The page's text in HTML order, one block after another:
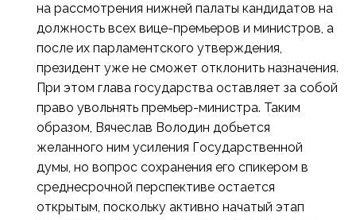
на рассмотрения нижней палаты кандидатов на
должность всех вице-премьеров и министров, а
после их парламентского утверждения,
президент уже не сможет отклонить назначения.
При этом глава государства оставляет за собой
право увольнять премьер-министра. Таким
образом, Вячеслав Володин добьется
желанного ним усиления Государственной
думы, но вопрос сохранения его спикером в
среднесрочной перспективе остается
открытым, поскольку активно начатый этап